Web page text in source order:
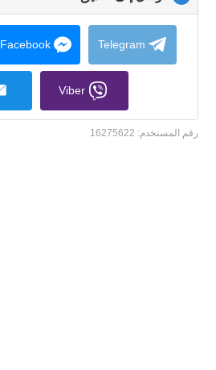
to
collapse
contents
Telegram
Facebook
Viber
رقم المستخدم: 16275622